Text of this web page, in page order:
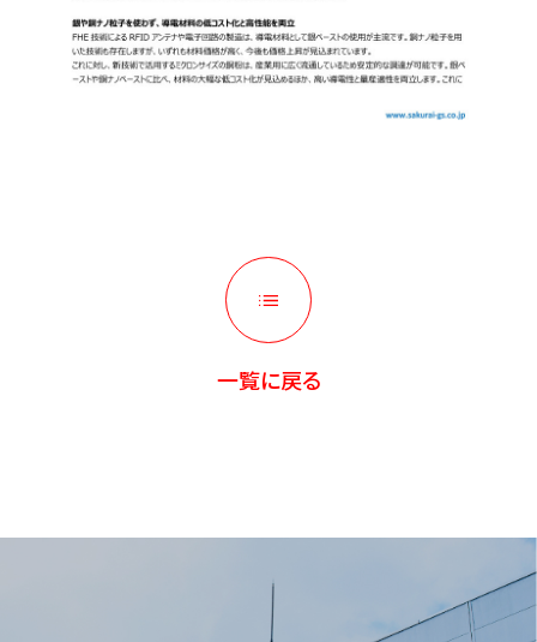
一覧に戻る